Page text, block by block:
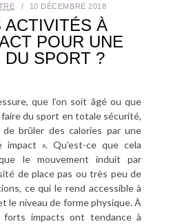
10 DÉCEMBRE 2018
ACTIVITÉS À
POUR UNE
DU SPORT ?
que l’on soit âgé ou que
faire du sport en totale sécurité,
brûler des calories par une
». Qu’est-ce que cela
le mouvement induit par
de place pas ou très peu de
ce qui le rend accessible à
le niveau de forme physique. À
forts impacts ont tendance à